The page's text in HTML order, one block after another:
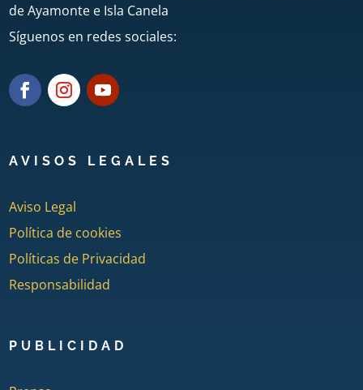
de Ayamonte e Isla Canela
Síguenos en redes sociales:
AVISOS LEGALES
Aviso Legal
Política de cookies
Políticas de Privacidad
Responsabilidad
PUBLICIDAD